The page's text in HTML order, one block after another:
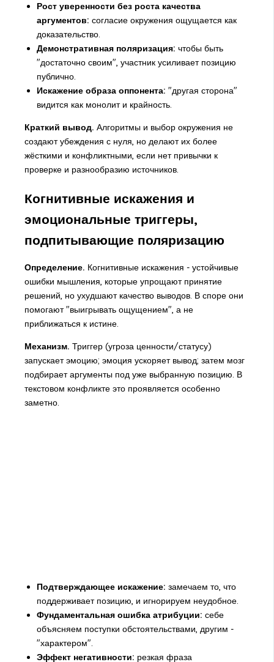
Рост уверенности без роста качества
аргументов: согласие окружения ощущается как
доказательство.
Демонстративная поляризация: чтобы быть
"достаточно своим", участник усиливает позицию
публично.
Искажение образа оппонента: "другая сторона"
видится как монолит и крайность.
Краткий вывод. Алгоритмы и выбор окружения не
создают убеждения с нуля, но делают их более
жёсткими и конфликтными, если нет привычки к
проверке и разнообразию источников.
Когнитивные искажения и
эмоциональные триггеры,
подпитывающие поляризацию
Определение. Когнитивные искажения - устойчивые
ошибки мышления, которые упрощают принятие
решений, но ухудшают качество выводов. В споре они
помогают "выигрывать ощущением", а не
приближаться к истине.
Механизм. Триггер (угроза ценности/статусу)
запускает эмоцию; эмоция ускоряет вывод; затем мозг
подбирает аргументы под уже выбранную позицию. В
текстовом конфликте это проявляется особенно
заметно.
Подтверждающее искажение: замечаем то, что
поддерживает позицию, и игнорируем неудобное.
Фундаментальная ошибка атрибуции: себе
объясняем поступки обстоятельствами, другим -
"характером".
Эффект негативности: резкая фраза